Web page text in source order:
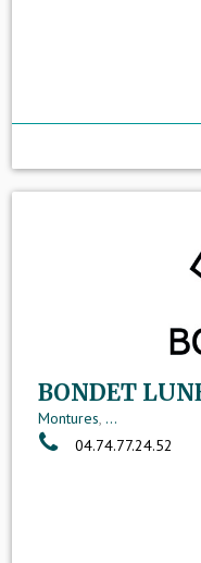
BONDET
Montures, ...
04.74.77.24.52